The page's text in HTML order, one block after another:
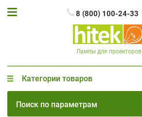
8 (800) 100-24-33
Лампы для проекторов
Категории товаров
Поиск по параметрам